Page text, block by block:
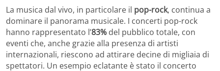
La musica dal vivo, in particolare il pop-rock, continua a
dominare il panorama musicale. I concerti pop-rock
hanno rappresentato l’83% del pubblico totale, con
eventi che, anche grazie alla presenza di artisti
internazionali, riescono ad attirare decine di migliaia di
spettatori. Un esempio eclatante è stato il concerto